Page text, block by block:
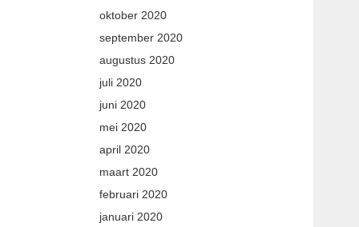
oktober 2020
september 2020
augustus 2020
juli 2020
juni 2020
mei 2020
april 2020
maart 2020
februari 2020
januari 2020